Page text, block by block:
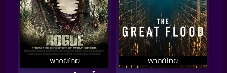
พากย์ไทย พากย์ไทย